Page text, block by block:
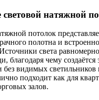
световой натяжной
потолок
полотна и
света
благодаря чему
без видимых светильников
подходит как для
залов.